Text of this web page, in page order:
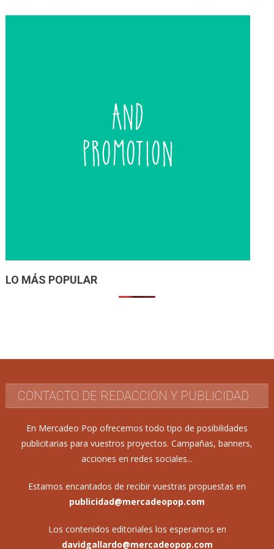
LO MÁS POPULAR
CONTACTO DE REDACCIÓN Y PUBLICIDAD
En Mercadeo Pop ofrecemos todo tipo de posibilidades
publicitarias para vuestros proyectos. Campañas, banners,
acciones en redes sociales...
Estamos encantados de recibir vuestras propuestas en
publicidad@mercadeopop.com
Los contenidos editoriales los esperamos en
davidgallardo@mercadeopop.com